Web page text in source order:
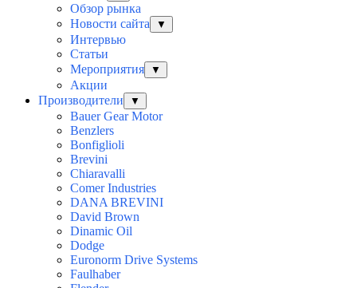
Обзор рынка
Новости сайта
▼
Интервью
Статьи
Мероприятия
▼
Акции
Производители
▼
Bauer Gear Motor
Benzlers
Bonfiglioli
Brevini
Chiaravalli
Comer Industries
DANA BREVINI
David Brown
Dinamic Oil
Dodge
Euronorm Drive Systems
Faulhaber